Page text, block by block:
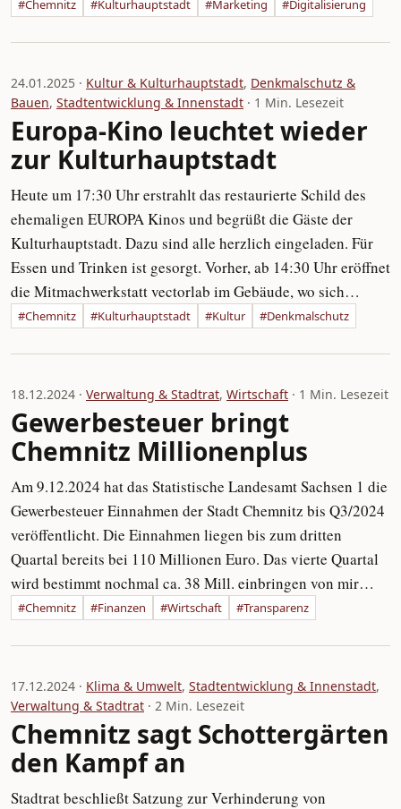
#Chemnitz #Kulturhauptstadt #Marketing #Digitalisierung
24.01.2025 · Kultur & Kulturhauptstadt, Denkmalschutz &
Bauen, Stadtentwicklung & Innenstadt · 1 Min. Lesezeit
Europa-Kino leuchtet wieder
zur Kulturhauptstadt
Heute um 17:30 Uhr erstrahlt das restaurierte Schild des
ehemaligen EUROPA Kinos und begrüßt die Gäste der
Kulturhauptstadt. Dazu sind alle herzlich eingeladen. Für
Essen und Trinken ist gesorgt. Vorher, ab 14:30 Uhr eröffnet
die Mitmachwerkstatt vectorlab im Gebäude, wo sich…
#Chemnitz #Kulturhauptstadt #Kultur #Denkmalschutz
18.12.2024 · Verwaltung & Stadtrat, Wirtschaft · 1 Min. Lesezeit
Gewerbesteuer bringt
Chemnitz Millionenplus
Am 9.12.2024 hat das Statistische Landesamt Sachsen 1 die
Gewerbesteuer Einnahmen der Stadt Chemnitz bis Q3/2024
veröffentlicht. Die Einnahmen liegen bis zum dritten
Quartal bereits bei 110 Millionen Euro. Das vierte Quartal
wird bestimmt nochmal ca. 38 Mill. einbringen von mir…
#Chemnitz #Finanzen #Wirtschaft #Transparenz
17.12.2024 · Klima & Umwelt, Stadtentwicklung & Innenstadt,
Verwaltung & Stadtrat · 2 Min. Lesezeit
Chemnitz sagt Schottergärten
den Kampf an
Stadtrat beschließt Satzung zur Verhinderung von